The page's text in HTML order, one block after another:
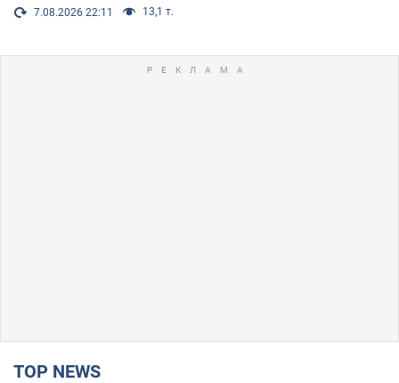
7.08.2026 22:11 13,1 т.
TOP NEWS